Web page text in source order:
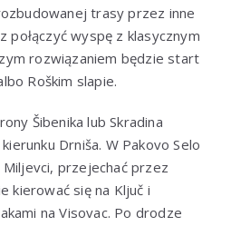
trasy przez inne
połączyć wyspę z klasycznym
rozwiązaniem będzie start
Roškim slapie.
Šibenika lub Skradina
Drniša. W Pakovo Selo
przejechać przez
kierować się na Ključ i
na Visovac. Po drodze